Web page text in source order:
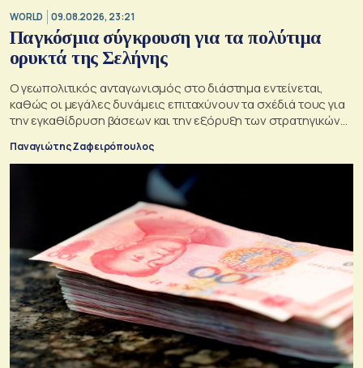
WORLD 09.08.2026, 23:21
Παγκόσμια σύγκρουση για τα πολύτιμα
ορυκτά της Σελήνης
Ο γεωπολιτικός ανταγωνισμός στο διάστημα εντείνεται,
καθώς οι μεγάλες δυνάμεις επιταχύνουν τα σχέδιά τους για
την εγκαθίδρυση βάσεων και την εξόρυξη των στρατηγικών
Παναγιώτης Ζαφειρόπουλος